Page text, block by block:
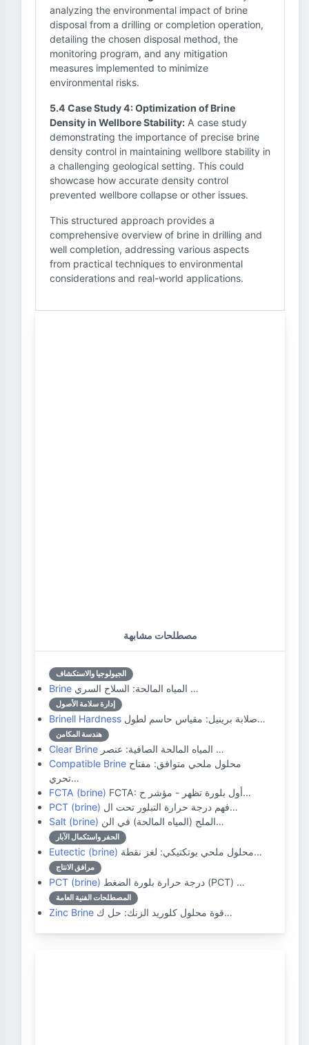
analyzing the environmental impact of brine
disposal from a drilling or completion operation,
detailing the chosen disposal method, the
monitoring program, and any mitigation
measures implemented to minimize
environmental risks.
5.4 Case Study 4: Optimization of Brine
Density in Wellbore Stability: A case study
demonstrating the importance of precise brine
density control in maintaining wellbore stability in
a challenging geological setting. This could
showcase how accurate density control
prevented wellbore collapse or other issues.
This structured approach provides a
comprehensive overview of brine in drilling and
well completion, addressing various aspects
from practical techniques to environmental
considerations and real-world applications.
مصطلحات مشابهة
الجيولوجيا والاستكشاف
Brine المياه المالحة: السلاح السري …
إدارة سلامة الأصول
Brinell Hardness صلابة برينيل: مقياس حاسم لطول…
هندسة المكامن
Clear Brine
المياه المالحة الصافية: عنصر …
Compatible Brine
تحري…
FCTA (brine)
FCTA: أول بلورة تظهر - مؤشر ح…
PCT (brine)
فهم درجة حرارة التبلور تحت ال…
Salt (brine)
الملح (المياه المالحة) في الن…
الحفر واستكمال الآبار
Eutectic (brine) محلول ملحي يوتكتيكي: لغز نقطة…
مرافق الانتاج
PCT (brine) درجة حرارة بلورة الضغط (PCT) …
المصطلحات الفنية العامة
Zinc Brine قوة محلول كلوريد الزنك: حل ك…